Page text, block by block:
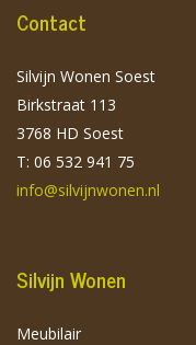
Contact
Silvijn Wonen Soest
Birkstraat 113
3768 HD Soest
T: 06 532 941 75
info@silvijnwonen.nl
Silvijn Wonen
Meubilair